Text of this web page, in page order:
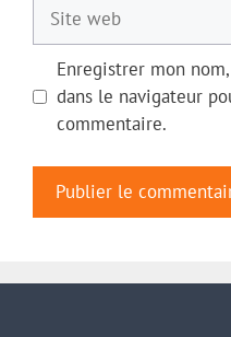
web
Enregistrer mon
dans le navigateur
commentaire.